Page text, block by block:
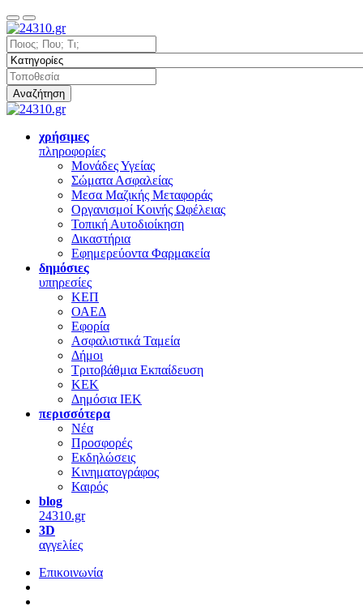
Αναζήτηση
χρήσιμες
πληροφορίες
Μονάδες Υγείας
Σώματα Ασφαλείας
Μεσα Μαζικής Μεταφοράς
Οργανισμοί Κοινής Ωφέλειας
Τοπική Αυτοδιοίκηση
Δικαστήρια
Εφημερεύοντα Φαρμακεία
δημόσιες
υπηρεσίες
ΚΕΠ
ΟΑΕΔ
Εφορία
Ασφαλιστικά Ταμεία
Δήμοι
Τριτοβάθμια Εκπαίδευση
ΚΕΚ
Δημόσια ΙΕΚ
περισσότερα
Νέα
Προσφορές
Εκδηλώσεις
Κινηματογράφος
Καιρός
blog
24310.gr
3D
αγγελίες
Επικοινωνία